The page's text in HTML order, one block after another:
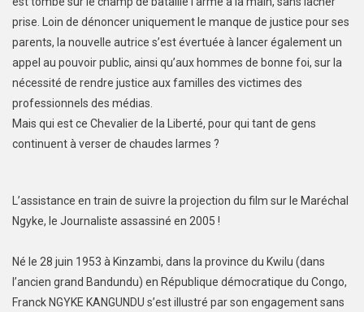
prise. Loin de dénoncer uniquement le manque de justice pour ses
parents, la nouvelle autrice s’est évertuée à lancer également un
appel au pouvoir public, ainsi qu’aux hommes de bonne foi, sur la
nécessité de rendre justice aux familles des victimes des
professionnels des médias.
Mais qui est ce Chevalier de la Liberté, pour qui tant de gens
continuent à verser de chaudes larmes ?
L’assistance en train de suivre la projection du film sur le Maréchal
Ngyke, le Journaliste assassiné en 2005 !
Né le 28 juin 1953 à Kinzambi, dans la province du Kwilu (dans
l’ancien grand Bandundu) en République démocratique du Congo,
Franck NGYKE KANGUNDU s’est illustré par son engagement sans